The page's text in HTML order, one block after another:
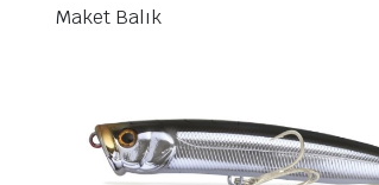
Maket Balık